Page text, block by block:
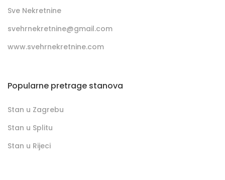
Sve Nekretnine
svehrnekretnine@gmail.com
www.svehrnekretnine.com
Popularne pretrage stanova
Stan u Zagrebu
Stan u Splitu
Stan u Rijeci